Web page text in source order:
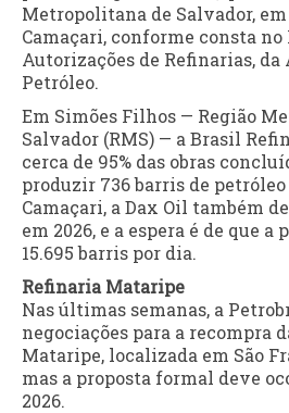
Metropolitana de Salvador,
Camaçari, conforme consta
Autorizações de Refinarias,
Petróleo.
Em Simões Filhos — Região
Salvador (RMS) — a Brasil
cerca de 95% das obras
produzir 736 barris de
Camaçari, a Dax Oil também
em 2026, e a espera é de que a
15.695 barris por dia.
Refinaria Mataripe
Nas últimas semanas, a
negociações para a recompra
Mataripe, localizada em São
mas a proposta formal deve
2026.